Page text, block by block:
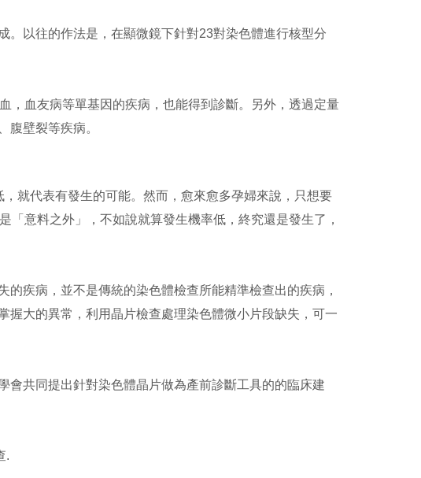
。以往的作法是，在顯微鏡下針對23對染色體進行核型分
，血友病等單基因的疾病，也能得到診斷。另外，透過定量
腹壁裂等疾病。
就代表有發生的可能。然而，愈來愈多孕婦來說，只想要
意料之外」，不如說就算發生機率低，終究還是發生了，
疾病，並不是傳統的染色體檢查所能精準檢查出的疾病，
大的異常，利用晶片檢查處理染色體微小片段缺失，可一
會共同提出針對染色體晶片做為產前診斷工具的的臨床建
.